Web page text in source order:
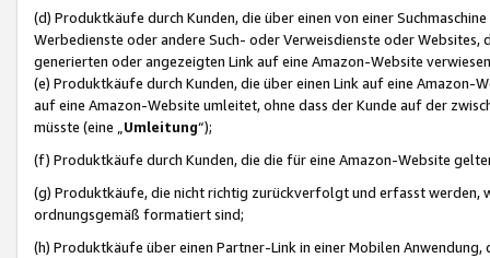
(d) Produktkäufe durch Kunden, die über einen von einer
Werbedienste oder andere Such- oder Verweisdienste oder Websites,
generierten oder angezeigten Link auf eine Amazon-Website
(e) Produktkäufe durch Kunden, die über einen Link auf eine
auf eine Amazon-Website umleitet, ohne dass der Kunde auf der
müsste (eine „ Umleitung“);
(f) Produktkäufe durch Kunden, die die für eine Amazon-Website
(g) Produktkäufe, die nicht richtig zurückverfolgt und erfasst werden,
ordnungsgemäß formatiert sind;
(h) Produktkäufe über einen Partner-Link in einer Mobilen